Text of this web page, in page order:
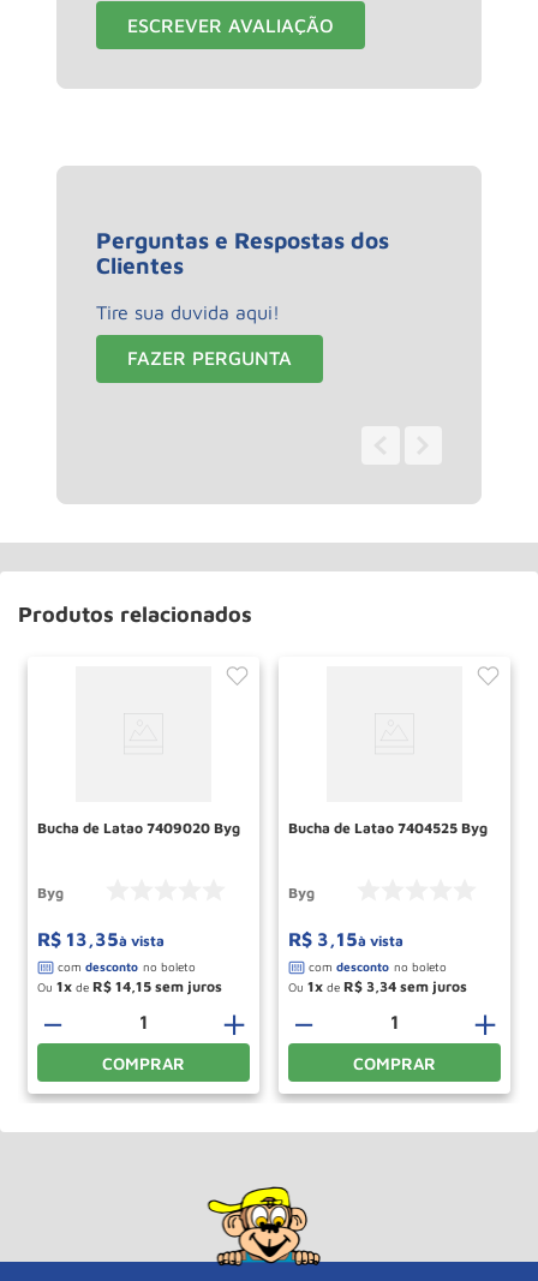
ESCREVER AVALIAÇÃO
Perguntas e Respostas dos
Clientes
Tire sua duvida aqui!
FAZER PERGUNTA
Produtos relacionados
Bucha de Latao 7409020 Byg
Byg
R$ 13,35à vista
Ou 1 de R$ 14 15
＋
－
COMPRAR
Bucha de Latao 7404525 Byg
Byg
R$ 3,15à vista
Ou 1 de R$ 3 34
＋
－
COMPRAR